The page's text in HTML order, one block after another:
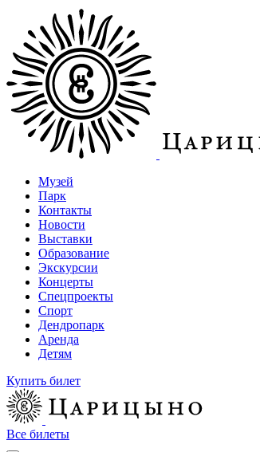
Музей
Парк
Контакты
Новости
Выставки
Образование
Экскурсии
Концерты
Спецпроекты
Спорт
Дендропарк
Аренда
Детям
Купить билет
Все билеты